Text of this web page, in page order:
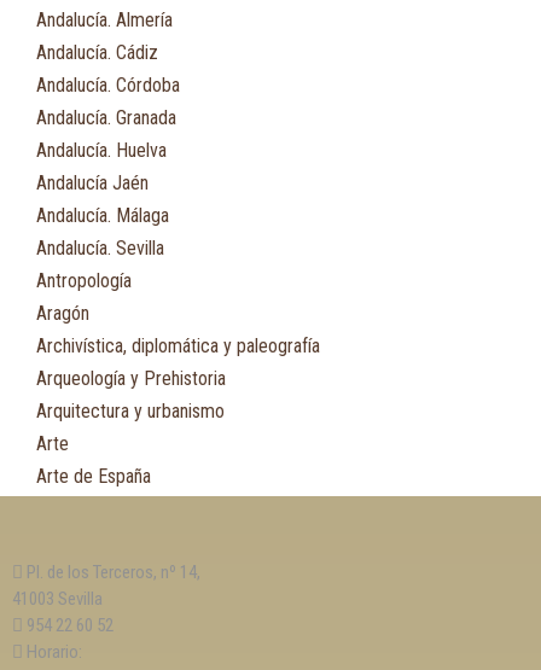
Andalucía. Almería
Andalucía. Cádiz
Andalucía. Córdoba
Andalucía. Granada
Andalucía. Huelva
Andalucía Jaén
Andalucía. Málaga
Andalucía. Sevilla
Antropología
Aragón
Archivística, diplomática y paleografía
Arqueología y Prehistoria
Arquitectura y urbanismo
Arte
Arte de España
Asturias
Automovilismo, ciclismo y Motociclismo
Aviación y Aeronáutica
Pl. de los Terceros, nº 14,
41003 Sevilla
954 22 60 52
Horario: